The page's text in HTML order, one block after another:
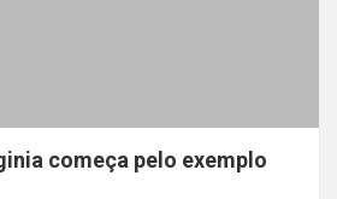
começa pelo exemplo